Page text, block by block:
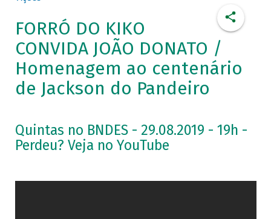
FORRÓ DO KIKO
CONVIDA JOÃO DONATO /
Homenagem ao centenário
de Jackson do Pandeiro
Quintas no BNDES - 29.08.2019 - 19h -
Perdeu? Veja no YouTube